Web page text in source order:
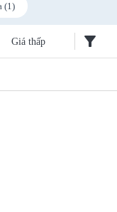
(1)
Giá thấp filter_alt